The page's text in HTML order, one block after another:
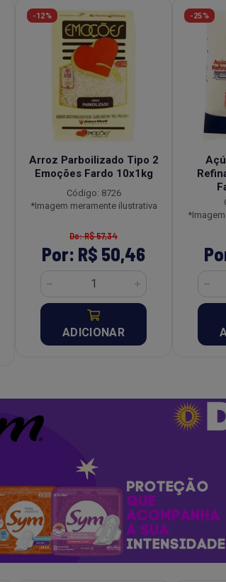
-12%
Arroz Parboilizado Tipo 2
Emoções Fardo 10x1kg
Código: 8726
*Imagem meramente ilustrativa
De: R$ 57,34
Por: R$ 50,46
ADICIONAR
-25%